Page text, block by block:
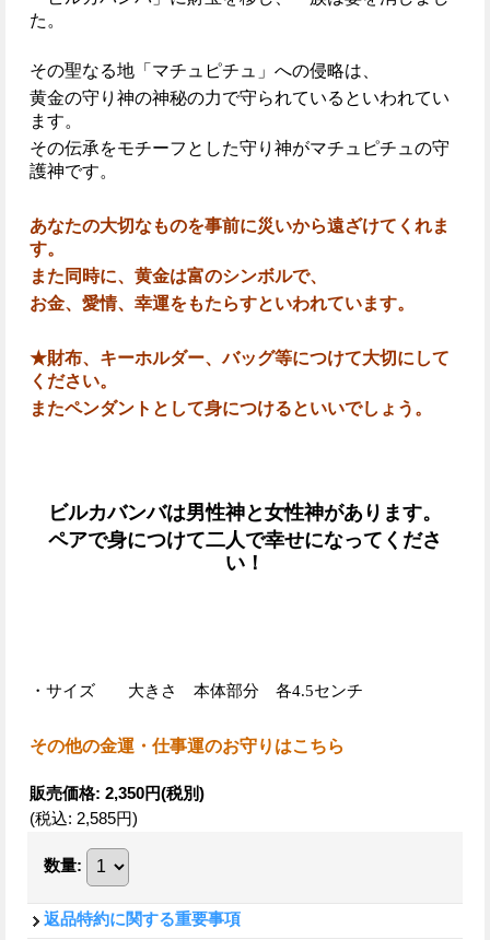
た。
その聖なる地「マチュピチュ」への侵略は、
黄金の守り神の神秘の力で守られているといわれてい
ます。
その伝承をモチーフとした守り神がマチュピチュの守
護神です。
あなたの大切なものを事前に災いから遠ざけてくれま
す。
また同時に、黄金は富のシンボルで、
お金、愛情、幸運をもたらすといわれています。
★財布、キーホルダー、バッグ等につけて大切にして
ください。
またペンダントとして身につけるといいでしょう。
ビルカバンバは男性神と女性神があります。
ペアで身につけて二人で幸せになってくださ
い！
・サイズ 大きさ 本体部分 各4.5センチ
その他の金運・仕事運のお守りはこちら
販売価格: 2,350円(税別)
(税込: 2,585円)
数量:
返品特約に関する重要事項